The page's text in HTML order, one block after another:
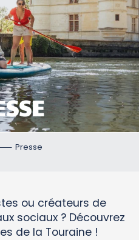
Presse
ou créateurs de
sociaux ? Découvrez
de la Touraine !